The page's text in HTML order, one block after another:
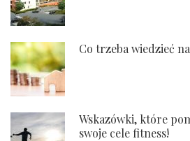
Co trzeba wiedzieć
Wskazówki, które
swoje cele fitness!